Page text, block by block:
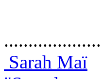
Sarah Maï